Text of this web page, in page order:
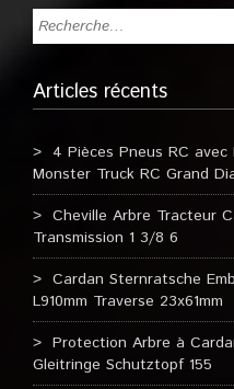
Articles récents
4 Pièces Pneus RC
Monster Truck RC Grand
Cheville Arbre Tracteur
Transmission 1 3/8 6
Cardan Sternratsche
L910mm Traverse 23x61mm
Protection Arbre à
Gleitringe Schutztopf 155